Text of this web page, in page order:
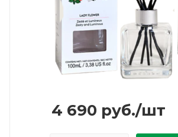
4 690 руб./шт